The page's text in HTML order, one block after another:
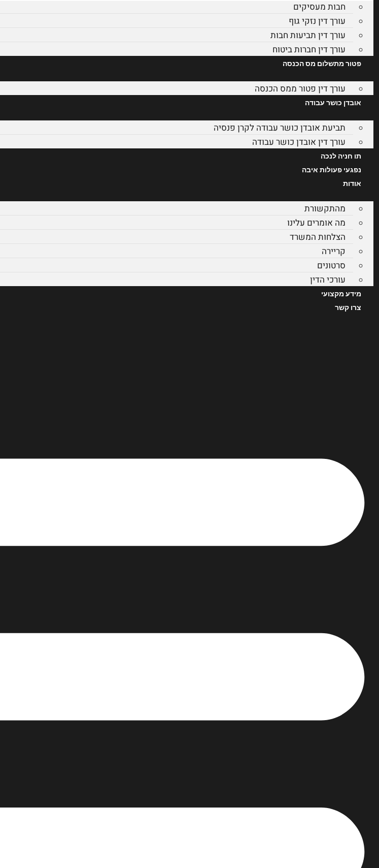
חבות מעסיקים
עורך דין נזקי גוף
עורך דין תביעות חבות
עורך דין חברות ביטוח
פטור מתשלום מס הכנסה
עורך דין פטור ממס הכנסה
אובדן כושר עבודה
תביעת אובדן כושר עבודה לקרן פנסיה
עורך דין אובדן כושר עבודה
תו חניה לנכה
נפגעי פעולות איבה
אודות
מהתקשורת
מה אומרים עלינו
הצלחות המשרד
קריירה
סרטונים
עורכי הדין
מידע מקצועי
צרו קשר